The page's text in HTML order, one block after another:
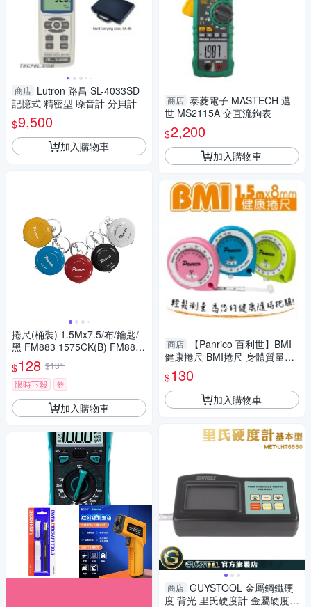
商店 Lutron 路昌 SL-4033SD
記憶式 精密型 噪音計 分貝計
$9,500
加入購物車
捲尺(桶裝) 1.5Mx7.5/布/鑰匙/
黑 FM883 1575CK(B) FM883-
1575CK(B)
$128 $131
限時下殺
券
加入購物車
商店 泰菱電子 MASTECH 邁
世 MS2115A 交直流鉤表
$2,200
加入購物車
商店
【Panrico 百利世】BMI
健康捲尺 BMI捲尺 身體質量指
數 健康尺 量尺 腰圍尺 胸圍尺
$130
加入購物車
商店 GUYSTOOL 金屬鋼鐵硬
度 背光 里氏硬度計 金屬硬度量